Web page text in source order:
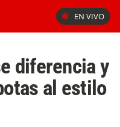
EN VIVO
diferencia y
al estilo